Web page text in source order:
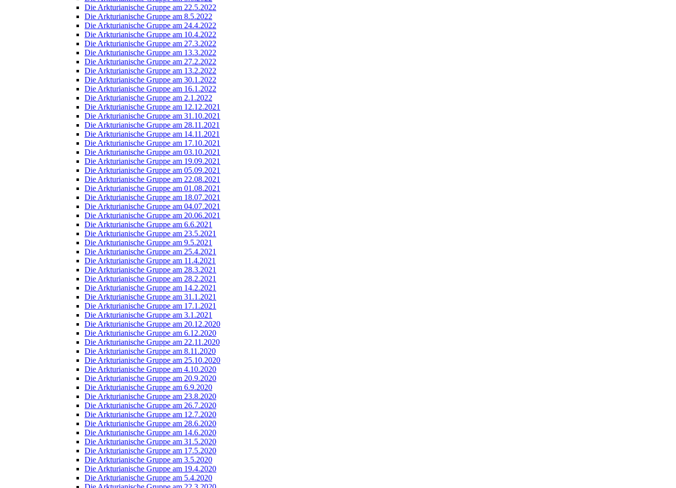
Die Arkturianische Gruppe am 22.5.2022
Die Arkturianische Gruppe am 8.5.2022
Die Arkturianische Gruppe am 24.4.2022
Die Arkturianische Gruppe am 10.4.2022
Die Arkturianische Gruppe am 27.3.2022
Die Arkturianische Gruppe am 13.3.2022
Die Arkturianische Gruppe am 27.2.2022
Die Arkturianische Gruppe am 13.2.2022
Die Arkturianische Gruppe am 30.1.2022
Die Arkturianische Gruppe am 16.1.2022
Die Arkturianische Gruppe am 2.1.2022
Die Arkturianische Gruppe am 12.12.2021
Die Arkturianische Gruppe am 31.10.2021
Die Arkturianische Gruppe am 28.11.2021
Die Arkturianische Gruppe am 14.11.2021
Die Arkturianische Gruppe am 17.10.2021
Die Arkturianische Gruppe am 03.10.2021
Die Arkturianische Gruppe am 19.09.2021
Die Arkturianische Gruppe am 05.09.2021
Die Arkturianische Gruppe am 22.08.2021
Die Arkturianische Gruppe am 01.08.2021
Die Arkturianische Gruppe am 18.07.2021
Die Arkturianische Gruppe am 04.07.2021
Die Arkturianische Gruppe am 20.06.2021
Die Arkturianische Gruppe am 6.6.2021
Die Arkturianische Gruppe am 23.5.2021
Die Arkturianische Gruppe am 9.5.2021
Die Arkturianische Gruppe am 25.4.2021
Die Arkturianische Gruppe am 11.4.2021
Die Arkturianische Gruppe am 28.3.2021
Die Arkturianische Gruppe am 28.2.2021
Die Arkturianische Gruppe am 14.2.2021
Die Arkturianische Gruppe am 31.1.2021
Die Arkturianische Gruppe am 17.1.2021
Die Arkturianische Gruppe am 3.1.2021
Die Arkturianische Gruppe am 20.12.2020
Die Arkturianische Gruppe am 6.12.2020
Die Arkturianische Gruppe am 22.11.2020
Die Arkturianische Gruppe am 8.11.2020
Die Arkturianische Gruppe am 25.10.2020
Die Arkturianische Gruppe am 4.10.2020
Die Arkturianische Gruppe am 20.9.2020
Die Arkturianische Gruppe am 6.9.2020
Die Arkturianische Gruppe am 23.8.2020
Die Arkturianische Gruppe am 26.7.2020
Die Arkturianische Gruppe am 12.7.2020
Die Arkturianische Gruppe am 28.6.2020
Die Arkturianische Gruppe am 14.6.2020
Die Arkturianische Gruppe am 31.5.2020
Die Arkturianische Gruppe am 17.5.2020
Die Arkturianische Gruppe am 3.5.2020
Die Arkturianische Gruppe am 19.4.2020
Die Arkturianische Gruppe am 5.4.2020